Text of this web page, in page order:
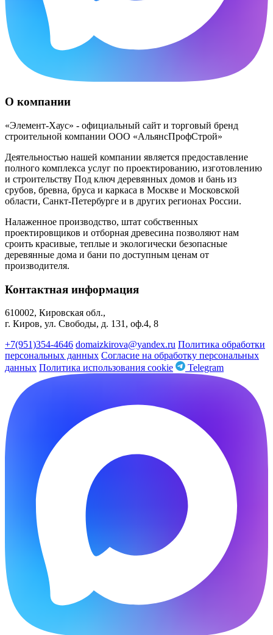
О компании
«Элемент-Хаус» - официальный сайт и торговый бренд
строительной компании ООО «АльянсПрофСтрой»
Деятельностью нашей компании является предоставление
полного комплекса услуг по проектированию, изготовлению
и строительству Под ключ деревянных домов и бань из
срубов, бревна, бруса и каркаса в Москве и Московской
области, Санкт-Петербурге и в других регионах России.
Налаженное производство, штат собственных
проектировщиков и отборная древесина позволяют нам
сроить красивые, теплые и экологически безопасные
деревянные дома и бани по доступным ценам от
производителя.
Контактная информация
610002, Кировская обл.,
г. Киров, ул. Свободы, д. 131, оф.4, 8
+7(951)354-4646 domaizkirova@yandex.ru Политика обработки
персональных данных Согласие на обработку персональных
данных Политика использования cookie Telegram